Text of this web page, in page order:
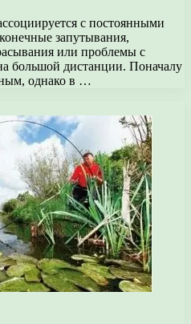
с постоянными
запутывания,
или проблемы с
большой дистанции. Поначалу
однако в …